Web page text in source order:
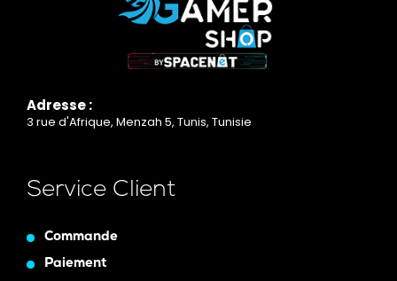
Adresse :
3 rue d'Afrique, Menzah 5, Tunis, Tunisie
Service Client
Commande
Paiement